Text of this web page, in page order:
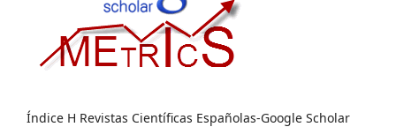
Índice H Revistas Científicas Españolas-Google Scholar